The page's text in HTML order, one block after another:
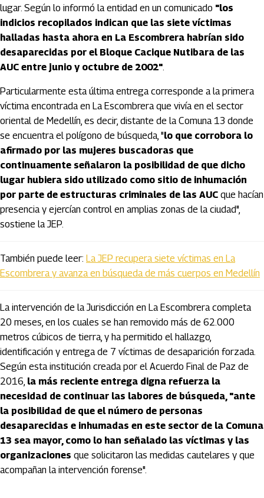
lugar. Según lo informó la entidad en un comunicado "los
indicios recopilados indican que las siete víctimas
halladas hasta ahora en La Escombrera habrían sido
desaparecidas por el Bloque Cacique Nutibara de las
AUC entre junio y octubre de 2002".
Particularmente esta última entrega corresponde a la primera
víctima encontrada en La Escombrera que vivía en el sector
oriental de Medellín, es decir, distante de la Comuna 13 donde
se encuentra el polígono de búsqueda, "lo que corrobora lo
afirmado por las mujeres buscadoras que
continuamente señalaron la posibilidad de que dicho
lugar hubiera sido utilizado como sitio de inhumación
por parte de estructuras criminales de las AUC que hacían
presencia y ejercían control en amplias zonas de la ciudad",
sostiene la JEP.
También puede leer: La JEP recupera siete víctimas en La
Escombrera y avanza en búsqueda de más cuerpos en Medellín
La intervención de la Jurisdicción en La Escombrera completa
20 meses, en los cuales se han removido más de 62.000
metros cúbicos de tierra, y ha permitido el hallazgo,
identificación y entrega de 7 víctimas de desaparición forzada.
Según esta institución creada por el Acuerdo Final de Paz de
2016, la más reciente entrega digna refuerza la
necesidad de continuar las labores de búsqueda, "ante
la posibilidad de que el número de personas
desaparecidas e inhumadas en este sector de la Comuna
13 sea mayor, como lo han señalado las víctimas y las
organizaciones que solicitaron las medidas cautelares y que
acompañan la intervención forense".